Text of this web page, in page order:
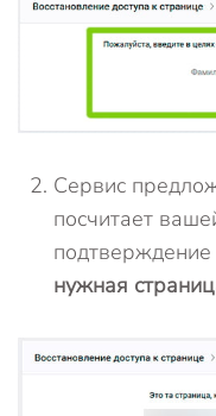
Сервис
посчитает
нужная